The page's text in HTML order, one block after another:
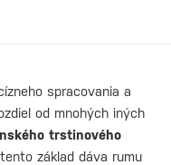
spracovania a
od mnohých iných
trstinového
základ dáva rumu